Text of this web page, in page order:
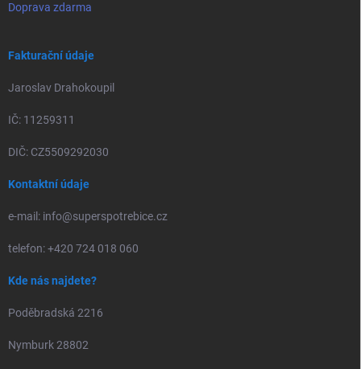
Doprava zdarma
Fakturační údaje
Jaroslav Drahokoupil
IČ: 11259311
DIČ: CZ5509292030
Kontaktní údaje
e-mail: info@superspotrebice.cz
telefon: +420 724 018 060
Kde nás najdete?
Poděbradská 2216
Nymburk 28802